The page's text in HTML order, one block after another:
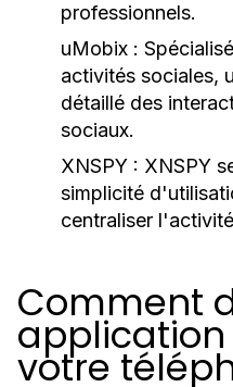
professionnels.
uMobix :
activités sociales,
détaillé des
sociaux.
XNSPY : XNSPY
simplicité
centraliser
Comment
votre